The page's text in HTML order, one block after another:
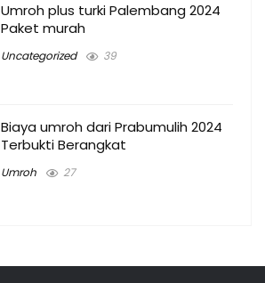
Umroh plus turki Palembang 2024
Paket murah
Uncategorized 39
Biaya umroh dari Prabumulih 2024
Terbukti Berangkat
Umroh 27